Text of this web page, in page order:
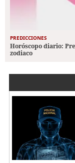
PREDICCIONES
Horóscopo diario:
zodiaco